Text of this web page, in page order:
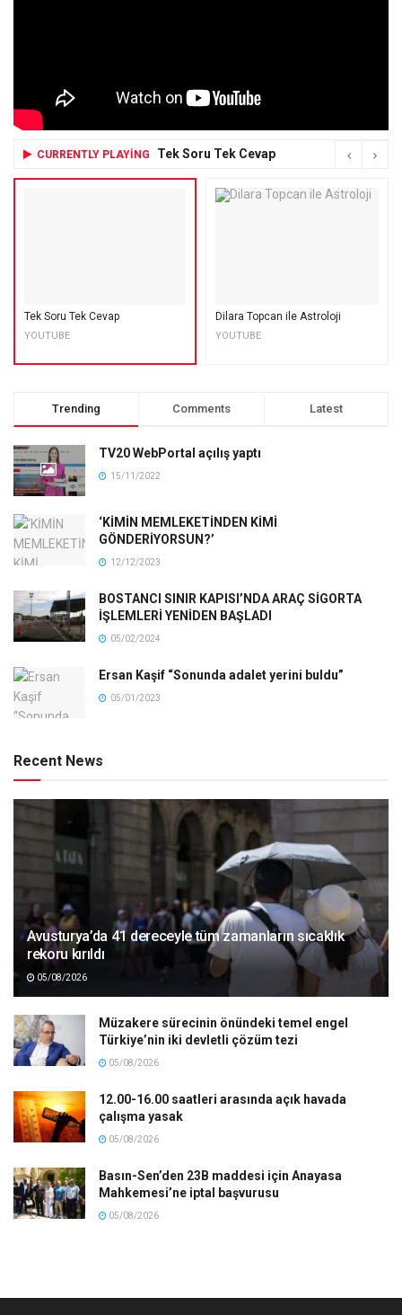
CURRENTLY PLAYING Tek Soru Tek Cevap
Tek Soru Tek Cevap
YOUTUBE
Dilara Topcan ile Astroloji
YOUTUBE
Trending Comments Latest
TV20 WebPortal açılış yaptı
15/11/2022
‘KİMİN MEMLEKETİNDEN KİMİ
GÖNDERİYORSUN?’
12/12/2023
BOSTANCI SINIR KAPISI’NDA ARAÇ SİGORTA
İŞLEMLERİ YENİDEN BAŞLADI
05/02/2024
Ersan Kaşif “Sonunda adalet yerini buldu”
05/01/2023
Recent News
Avusturya’da 41 dereceyle tüm zamanların sıcaklık
rekoru kırıldı
05/08/2026
Müzakere sürecinin önündeki temel engel
Türkiye’nin iki devletli çözüm tezi
05/08/2026
12.00-16.00 saatleri arasında açık havada
çalışma yasak
05/08/2026
Basın-Sen’den 23B maddesi için Anayasa
Mahkemesi’ne iptal başvurusu
05/08/2026